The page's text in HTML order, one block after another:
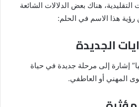
هناك بعض الدلالات الشائعة
هذا الاسم في الحلم:
إشارة إلى مرحلة جديدة في حياة
المهني أو العاطفي.